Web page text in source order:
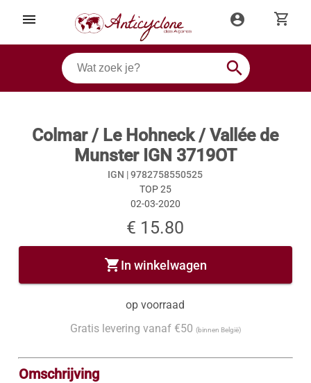
menu account_circle shopping_cart
search
Colmar / Le Hohneck / Vallée de
Munster IGN 3719OT
IGN |9782758550525
TOP 25
02-03-2020
€ 15.80
shopping_cartIn winkelwagen
op voorraad
Gratis levering vanaf €50 (binnen België)
Omschrijving